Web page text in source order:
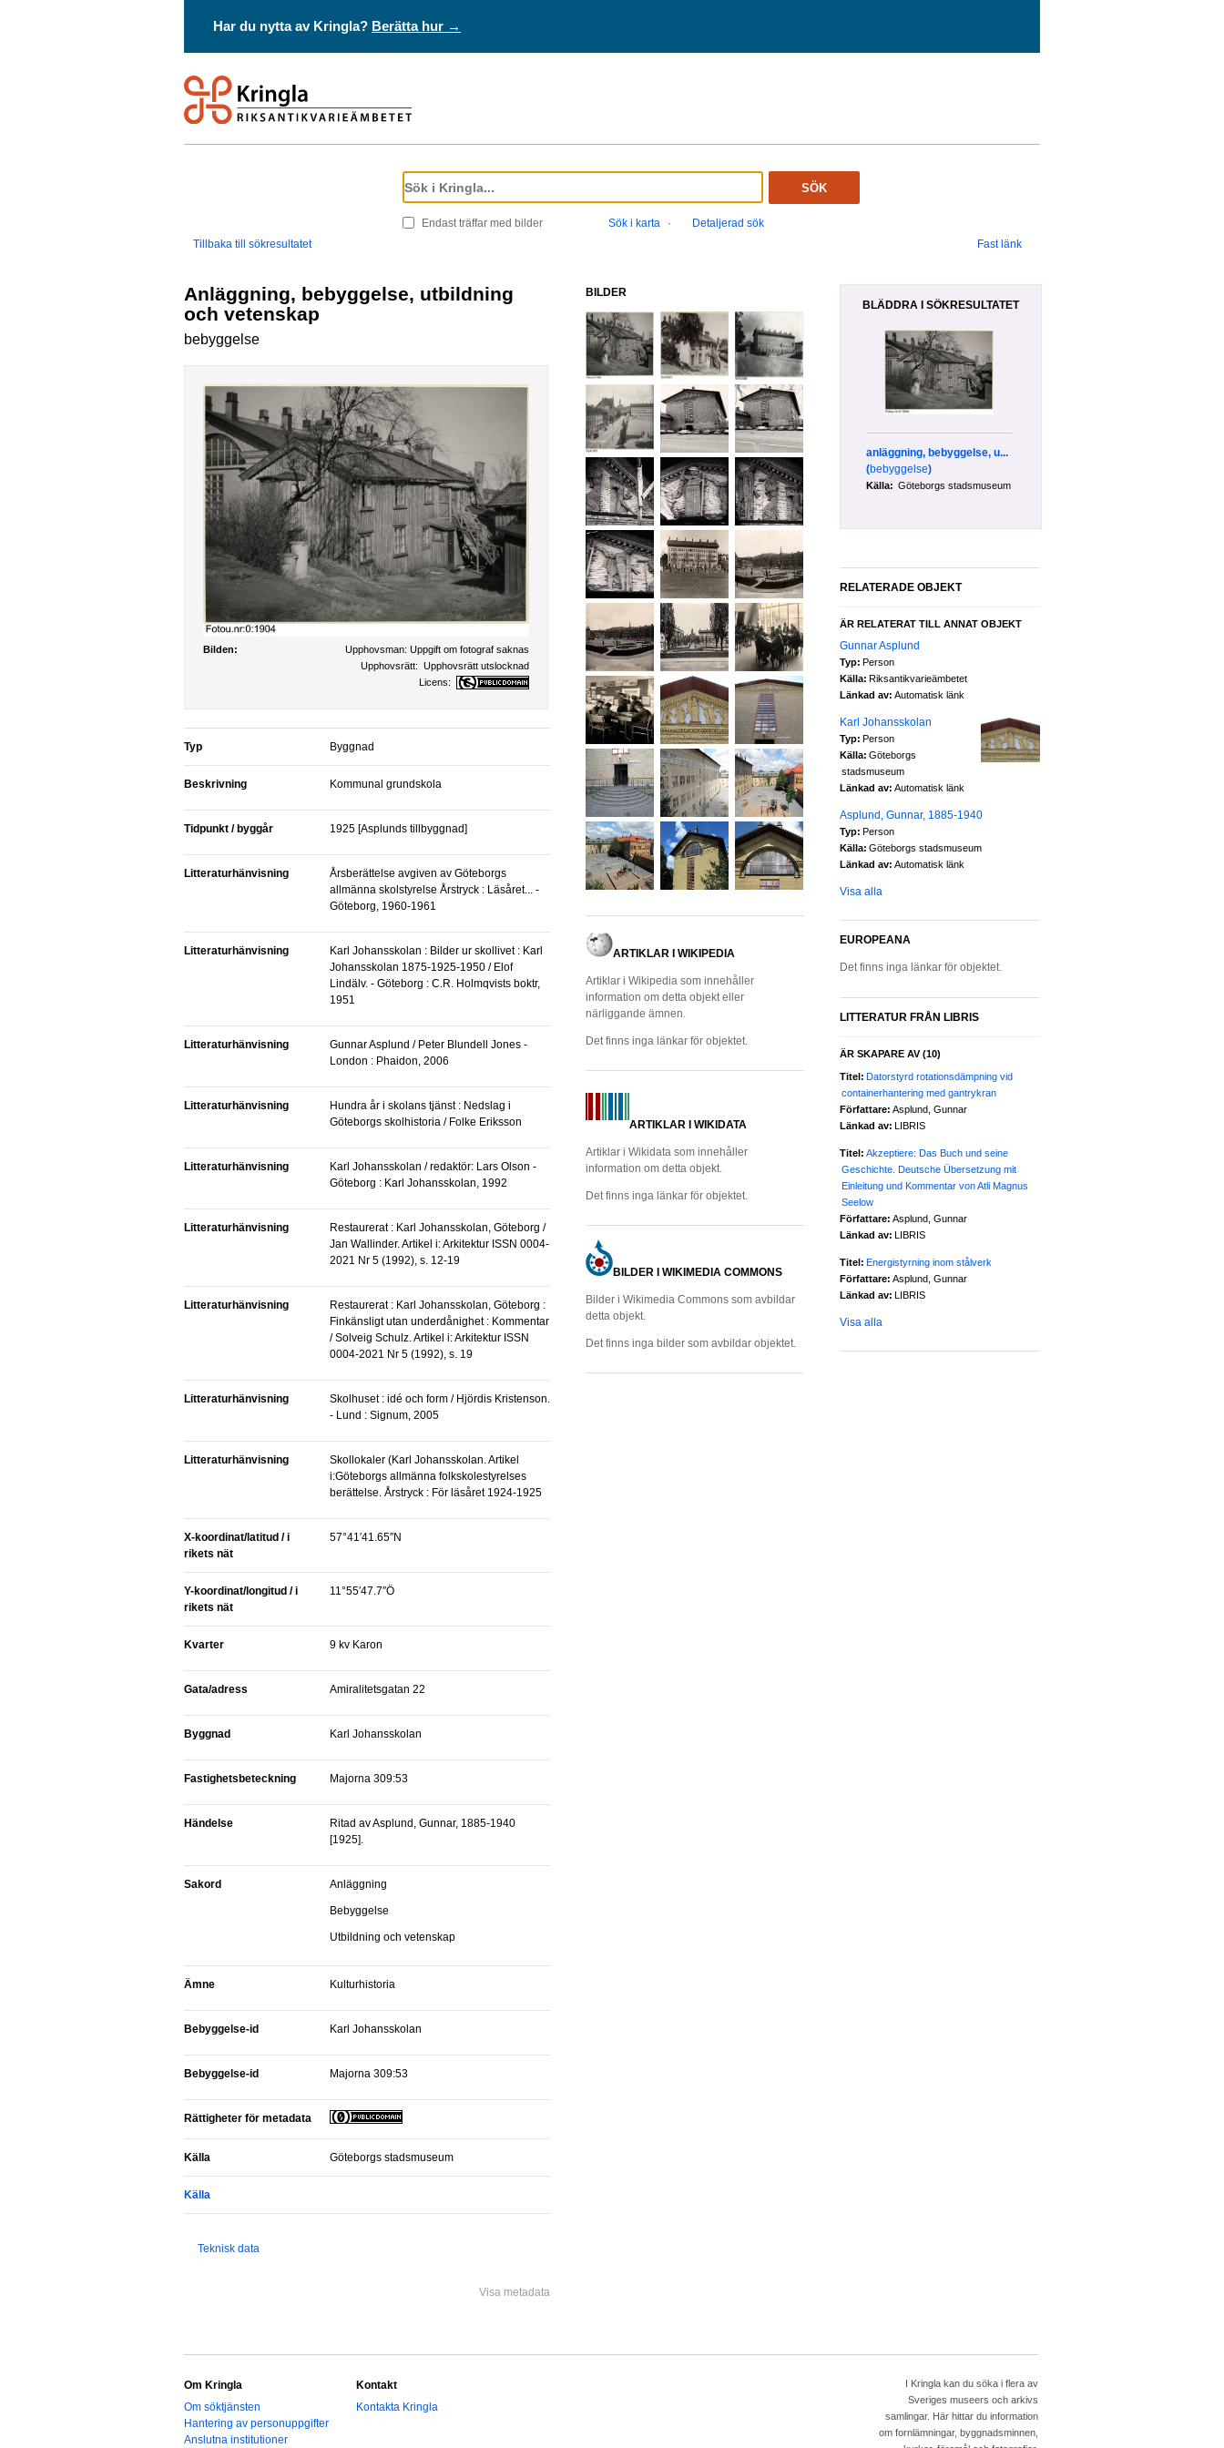
Har du nytta av Kringla? Berätta hur →
SÖK
Endast träffar med bilder Sök i karta ·
Detaljerad sök
Tillbaka till sökresultatet
Fast länk
BILDER
ARTIKLAR I WIKIPEDIA
Artiklar i Wikipedia som innehåller
information om detta objekt eller
närliggande ämnen.
Det finns inga länkar för objektet.
ARTIKLAR I WIKIDATA
Artiklar i Wikidata som innehåller
information om detta objekt.
Det finns inga länkar för objektet.
BILDER I WIKIMEDIA COMMONS
Bilder i Wikimedia Commons som avbildar
detta objekt.
Det finns inga bilder som avbildar objektet.
anläggning, bebyggelse, utbildning
och vetenskap
bebyggelse
Bilden: Upphovsman: Uppgift om fotograf saknas
Upphovsrätt: Upphovsrätt utslocknad
Licens:
Typ Byggnad
Beskrivning Kommunal grundskola
Tidpunkt / byggår 1925 [Asplunds tillbyggnad]
Litteraturhänvisning
Årsberättelse avgiven av Göteborgs
allmänna skolstyrelse Årstryck : Läsåret... -
Göteborg, 1960-1961
Litteraturhänvisning
Karl Johansskolan : Bilder ur skollivet : Karl
Johansskolan 1875-1925-1950 / Elof
Lindälv. - Göteborg : C.R. Holmqvists boktr,
1951
Litteraturhänvisning
Gunnar Asplund / Peter Blundell Jones -
London : Phaidon, 2006
Litteraturhänvisning
Hundra år i skolans tjänst : Nedslag i
Göteborgs skolhistoria / Folke Eriksson
Litteraturhänvisning
Karl Johansskolan / redaktör: Lars Olson -
Göteborg : Karl Johansskolan, 1992
Litteraturhänvisning
Restaurerat : Karl Johansskolan, Göteborg /
Jan Wallinder. Artikel i: Arkitektur ISSN 0004-
2021 Nr 5 (1992), s. 12-19
Litteraturhänvisning
Restaurerat : Karl Johansskolan, Göteborg :
Finkänsligt utan underdånighet : Kommentar
/ Solveig Schulz. Artikel i: Arkitektur ISSN
0004-2021 Nr 5 (1992), s. 19
Litteraturhänvisning
Skolhuset : idé och form / Hjördis Kristenson.
- Lund : Signum, 2005
Litteraturhänvisning
Skollokaler (Karl Johansskolan. Artikel
i:Göteborgs allmänna folkskolestyrelses
berättelse. Årstryck : För läsåret 1924-1925
X-koordinat/latitud / i
rikets nät
57°41′41.65″N
Y-koordinat/longitud / i
rikets nät
11°55′47.7″Ö
Kvarter 9 kv Karon
Gata/adress Amiralitetsgatan 22
Byggnad Karl Johansskolan
Fastighetsbeteckning Majorna 309:53
Händelse
Ritad av Asplund, Gunnar, 1885-1940
[1925].
Sakord anläggning
bebyggelse
utbildning och vetenskap
Ämne Kulturhistoria
Bebyggelse-id Karl Johansskolan
Bebyggelse-id Majorna 309:53
Rättigheter för metadata
Källa Göteborgs stadsmuseum
Källa
Teknisk data
Visa metadata
BLÄDDRA I SÖKRESULTATET
anläggning, bebyggelse, u...
(bebyggelse)
Källa: Göteborgs stadsmuseum
RELATERADE OBJEKT
ÄR RELATERAT TILL ANNAT OBJEKT
Gunnar Asplund
Typ: Person
Källa: Riksantikvarieämbetet
Länkad av: Automatisk länk
Karl Johansskolan
Typ: Person
Källa: Göteborgs
stadsmuseum
Länkad av: Automatisk länk
Asplund, Gunnar, 1885-1940
Typ: Person
Källa: Göteborgs stadsmuseum
Länkad av: Automatisk länk
Visa alla
EUROPEANA
Det finns inga länkar för objektet.
LITTERATUR FRÅN LIBRIS
ÄR SKAPARE AV (10)
Titel: Datorstyrd rotationsdämpning vid
containerhantering med gantrykran
Författare: Asplund, Gunnar
Länkad av: LIBRIS
Titel: Akzeptiere: Das Buch und seine
Geschichte. Deutsche Übersetzung mit
Einleitung und Kommentar von Atli Magnus
Seelow
Författare: Asplund, Gunnar
Länkad av: LIBRIS
Titel: Energistyrning inom stålverk
Författare: Asplund, Gunnar
Länkad av: LIBRIS
Visa alla
Om Kringla
Om söktjänsten
Hantering av personuppgifter
Anslutna institutioner
Kontakt
Kontakta Kringla
I Kringla kan du söka i flera av
Sveriges museers och arkivs
samlingar. Här hittar du information
om fornlämningar, byggnadsminnen,